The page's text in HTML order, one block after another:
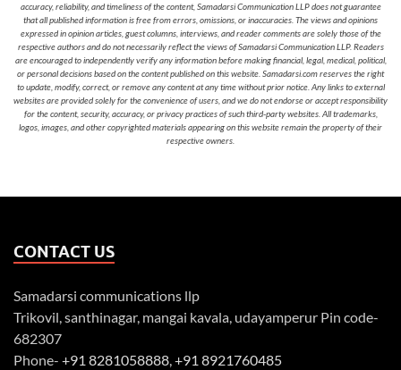
accuracy, reliability, and timeliness of the content, Samadarsi Communication LLP does not guarantee
that all published information is free from errors, omissions, or inaccuracies. The views and opinions
expressed in opinion articles, guest columns, interviews, and reader comments are solely those of the
respective authors and do not necessarily reflect the views of Samadarsi Communication LLP. Readers
are encouraged to independently verify any information before making financial, legal, medical, political,
or personal decisions based on the content published on this website. Samadarsi.com reserves the right
to update, modify, correct, or remove any content at any time without prior notice. Any links to external
websites are provided solely for the convenience of users, and we do not endorse or accept responsibility
for the content, security, accuracy, or privacy practices of such third-party websites. All trademarks,
logos, images, and other copyrighted materials appearing on this website remain the property of their
respective owners.
CONTACT US
Samadarsi communications llp
Trikovil, santhinagar, mangai kavala, udayamperur Pin code-
682307
Phone- +91 8281058888,+91 8921760485